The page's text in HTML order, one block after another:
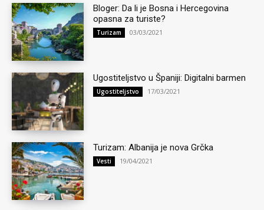
Bloger: Da li je Bosna i Hercegovina
opasna za turiste?
Turizam 03/03/2021
Ugostiteljstvo u Španiji: Digitalni barmen
Ugostiteljstvo 17/03/2021
Turizam: Albanija je nova Grčka
Vesti 19/04/2021